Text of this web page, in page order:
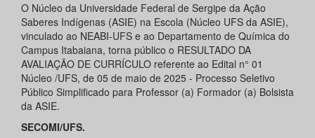
O Núcleo da Universidade Federal de Sergipe da Ação
Saberes Indígenas (ASIE) na Escola (Núcleo UFS da ASIE),
vinculado ao NEABI-UFS e ao Departamento de Química do
Campus Itabaiana, torna público o RESULTADO DA
AVALIAÇÃO DE CURRÍCULO referente ao Edital n° 01
Núcleo /UFS, de 05 de maio de 2025 - Processo Seletivo
Público Simplificado para Professor (a) Formador (a) Bolsista
da ASIE.
SECOMI/UFS.